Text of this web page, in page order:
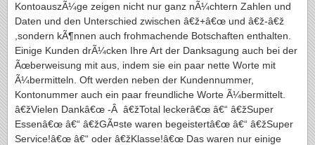
KontoauszÃ¼ge zeigen nicht nur ganz nÃ¼chtern Zahlen und
Daten und den Unterschied zwischen â€ž+â€œ und â€ž-â€ž
,sondern kÃ¶nnen auch frohmachende Botschaften enthalten.
Einige Kunden drÃ¼cken Ihre Art der Danksagung auch bei der
Ãœberweisung mit aus, indem sie ein paar nette Worte mit
Ã¼bermitteln. Oft werden neben der Kundennummer,
Kontonummer auch ein paar freundliche Worte Ã¼bermittelt.
â€žVielen Dankâ€œ -Â â€žTotal leckerâ€œ â€“ â€žSuper
Essenâ€œ â€“ â€žGÃ¤ste waren begeistertâ€œ â€“ â€žSuper
Service!â€œ â€“ oder â€žKlasse!â€œ Das waren nur einige